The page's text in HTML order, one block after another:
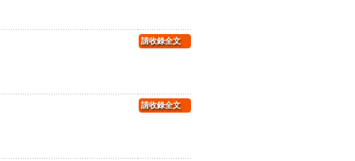
請收錄全文
請收錄全文